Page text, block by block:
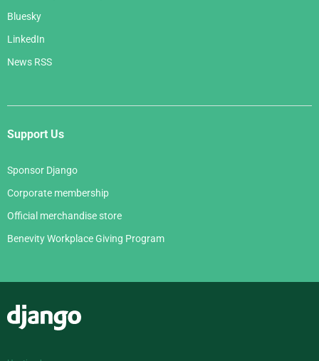
Bluesky
LinkedIn
News RSS
Support Us
Sponsor Django
Corporate membership
Official merchandise store
Benevity Workplace Giving Program